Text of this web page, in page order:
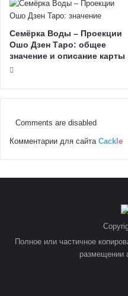
Семёрка Воды – Проекции
Ошо Дзен Таро: общее
значение и описание карты
Comments are disabled
Комментарии для сайта Cackl e
Полное или частичное
размещении